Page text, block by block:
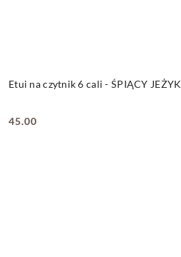
Etui na czytnik 6 cali - ŚPIĄCY JEŻYK
Cena:
45.00